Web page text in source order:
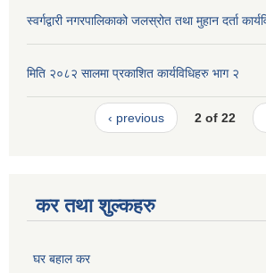
स्वर्गद्वारी नगरपालिकाको जलस्रोत तथा मुहान दर्ता
मिति २०८२ सालमा प्रकाशित कार्यविधिहरु भाग २
‹ previous 2 of 22
कर तथा शुल्कहरु
घर बहाल कर